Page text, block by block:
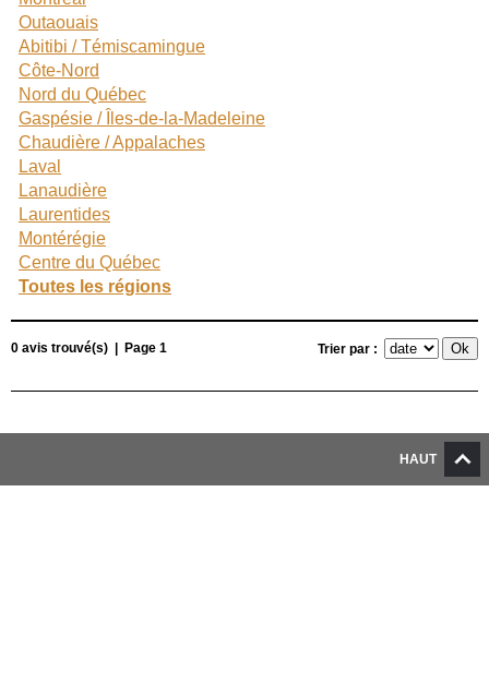
Outaouais
Abitibi / Témiscamingue
Côte-Nord
Nord du Québec
Gaspésie / Îles-de-la-Madeleine
Chaudière / Appalaches
Laval
Lanaudière
Laurentides
Montérégie
Centre du Québec
Toutes les régions
0 avis trouvé(s) | Page 1 Trier par :
HAUT